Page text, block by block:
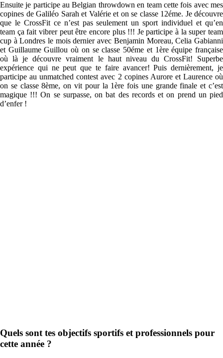
Ensuite je participe au Belgian throwdown en team cette fois avec mes
copines de Galiléo Sarah et Valérie et on se classe 12éme. Je découvre
que le CrossFit ce n’est pas seulement un sport individuel et qu’en
team ça fait vibrer peut être encore plus !!! Je participe à la super team
cup à Londres le mois dernier avec Benjamin Moreau, Celia Gabianni
et Guillaume Guillou où on se classe 50éme et 1ère équipe française
où là je découvre vraiment le haut niveau du CrossFit! Superbe
expérience qui ne peut que te faire avancer! Puis dernièrement, je
participe au unmatched contest avec 2 copines Aurore et Laurence où
on se classe 8ème, on vit pour la 1ère fois une grande finale et c’est
magique !!! On se surpasse, on bat des records et on prend un pied
d’enfer !
Quels sont tes objectifs sportifs et professionnels pour
cette année ?